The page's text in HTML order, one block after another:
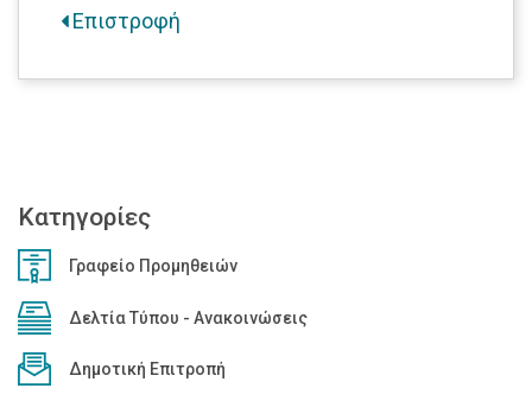
Επιστροφή
Κατηγορίες
Γραφείο Προμηθειών
Δελτία Τύπου - Ανακοινώσεις
Δημοτική Επιτροπή